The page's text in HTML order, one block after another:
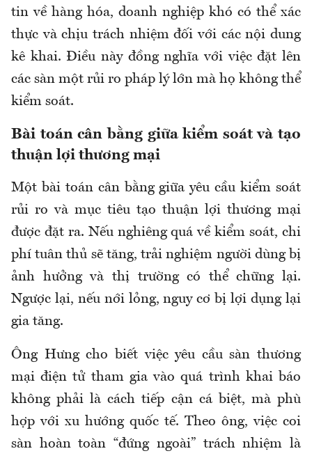
tin về hàng hóa, doanh nghiệp khó có thể xác
thực và chịu trách nhiệm đối với các nội dung
kê khai. Điều này đồng nghĩa với việc đặt lên
các sàn một rủi ro pháp lý lớn mà họ không thể
kiểm soát.
Bài toán cân bằng giữa kiểm soát và tạo
thuận lợi thương mại
Một bài toán cân bằng giữa yêu cầu kiểm soát
rủi ro và mục tiêu tạo thuận lợi thương mại
được đặt ra. Nếu nghiêng quá về kiểm soát, chi
phí tuân thủ sẽ tăng, trải nghiệm người dùng bị
ảnh hưởng và thị trường có thể chững lại.
Ngược lại, nếu nới lỏng, nguy cơ bị lợi dụng lại
gia tăng.
Ông Hưng cho biếtviệc yêu cầu sàn thương
mại điện tử tham gia vào quá trình khai báo
không phải là cách tiếp cận cá biệt, mà phù
hợp với xu hướng quốc tế. Theo ông, việc coi
sàn hoàn toàn “đứng ngoài” trách nhiệm là